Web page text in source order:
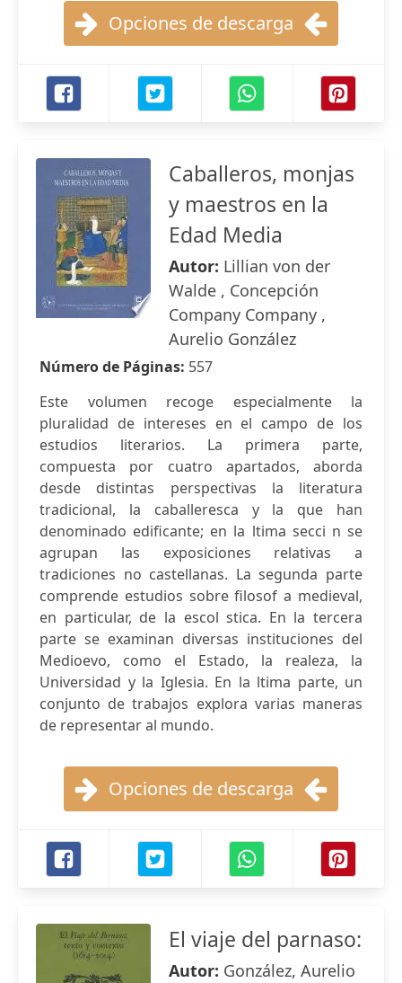
Opciones de descarga
Caballeros, monjas
y maestros en la
Edad Media
Autor: Lillian von der
Walde , Concepción
Company Company ,
Aurelio González
Número de Páginas: 557
Este volumen recoge especialmente la
pluralidad de intereses en el campo de los
estudios literarios. La primera parte,
compuesta por cuatro apartados, aborda
desde distintas perspectivas la literatura
tradicional, la caballeresca y la que han
denominado edificante; en la ltima secci n se
agrupan las exposiciones relativas a
tradiciones no castellanas. La segunda parte
comprende estudios sobre filosof a medieval,
en particular, de la escol stica. En la tercera
parte se examinan diversas instituciones del
Medioevo, como el Estado, la realeza, la
Universidad y la Iglesia. En la ltima parte, un
conjunto de trabajos explora varias maneras
de representar al mundo.
Opciones de descarga
El viaje del parnaso:
Autor: González, Aurelio